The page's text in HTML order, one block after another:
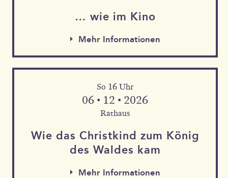
… wie im Kino
Mehr Informationen
So 16 Uhr
06 • 12 • 2026
Rathaus
Wie das Christkind zum König
des Waldes kam
Mehr Informationen